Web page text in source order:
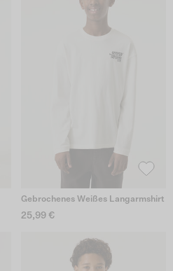
Gebrochenes Weißes Langarmshirt
25,99 €